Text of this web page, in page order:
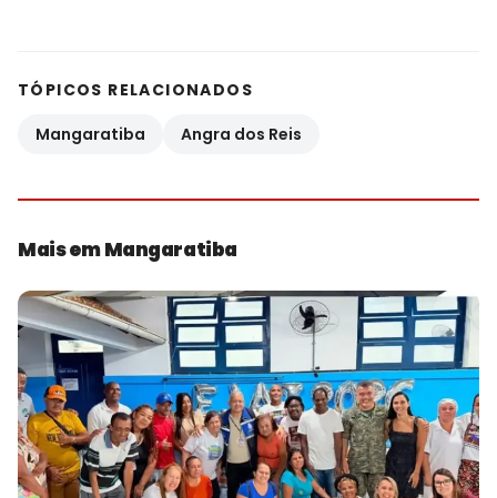
TÓPICOS RELACIONADOS
Mangaratiba
Angra dos Reis
Mais em Mangaratiba